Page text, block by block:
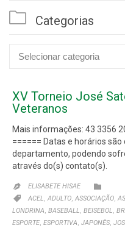
 Categorias

XV Torneio José
Veteranos
Mais informações: 43 3356
====== Datas e horários
departamento, podendo
através do(s) contato(s).
 ELISABETE HISAE 
 CATEGORIA
ACEL, ADULTO, ASSOCIAÇÃO,
LONDRINA, BASEBALL, BEISEBOL,
ESPORTE, ESPORTIVA, JAPONÊS,